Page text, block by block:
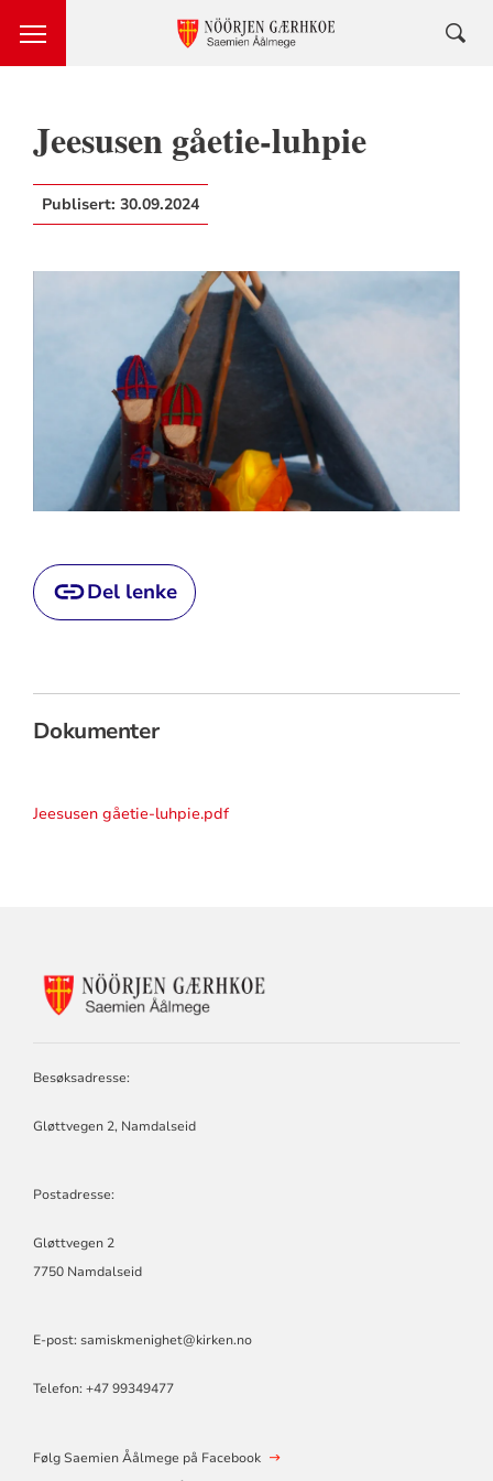
Jeesusen gåetie-luhpie
Publisert: 30.09.2024
Del lenke
Dokumenter
Jeesusen gåetie-luhpie.pdf
Besøksadresse:
Gløttvegen 2, Namdalseid
Postadresse:
Gløttvegen 2
7750 Namdalseid
E-post: samiskmenighet@kirken.no
Telefon: +47 99349477
Følg Saemien Åålmege på Facebook